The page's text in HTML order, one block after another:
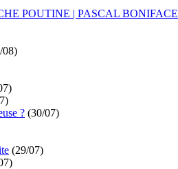
POUTINE | PASCAL BONIFACE
08)
? (30/07)
(29/07)